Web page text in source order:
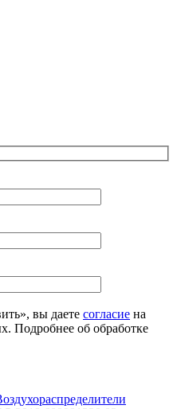
вы даете согласие на
Подробнее об обработке